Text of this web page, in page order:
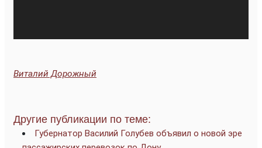
Виталий Дорожный
Другие публикации по теме:
Губернатор Василий Голубев объявил о новой эре